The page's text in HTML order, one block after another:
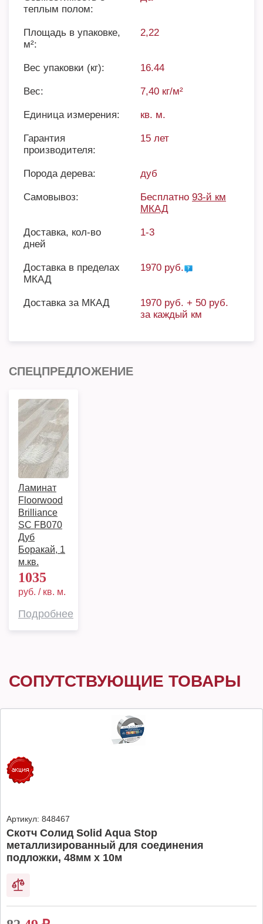
теплым полом:
Площадь в упаковке,
м²:
2,22
Вес упаковки (кг): 16.44
Вес: 7,40 кг/м²
Единица измерения: кв. м.
Гарантия
производителя:
15 лет
Порода дерева: дуб
Самовывоз: Бесплатно 93-й км
МКАД
Доставка, кол-во
дней
1-3
Доставка в пределах
МКАД
1970 руб.
Доставка за МКАД
1970 руб. + 50 руб.
за каждый км
СПЕЦПРЕДЛОЖЕНИЕ
Ламинат
Floorwood
Brilliance
SC FB070
Дуб
Боракай, 1
м.кв.
1035
руб. / кв. м.
Подробнее
СОПУТСТВУЮЩИЕ ТОВАРЫ
Артикул: 848467
Скотч Солид Solid Aqua Stop
металлизированный для соединения
подложки, 48мм х 10м